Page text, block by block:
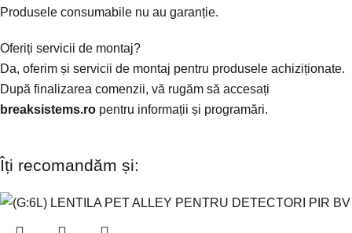
Produsele consumabile nu au garanție.
Oferiți servicii de montaj?
Da, oferim și servicii de montaj pentru produsele achiziționate.
După finalizarea comenzii, vă rugăm să accesați
breaksistems.ro pentru informații și programări.
Îți recomandăm și: